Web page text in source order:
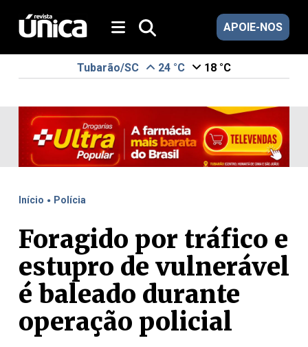
APOIE-NOS
Tubarão/SC 24 °C 18 °C
Início . Polícia
Foragido por tráfico e
estupro de vulnerável
é baleado durante
operação policial